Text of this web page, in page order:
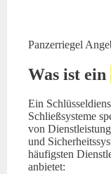
Panzerriegel
Was ist ein
Ein
Schließsysteme
von
und
häufigsten
anbietet: